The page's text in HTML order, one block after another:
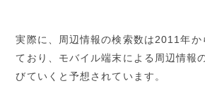
実際に、周辺情報の検索数は2011年か
ており、モバイル端末による周辺情報
びていくと予想されています。